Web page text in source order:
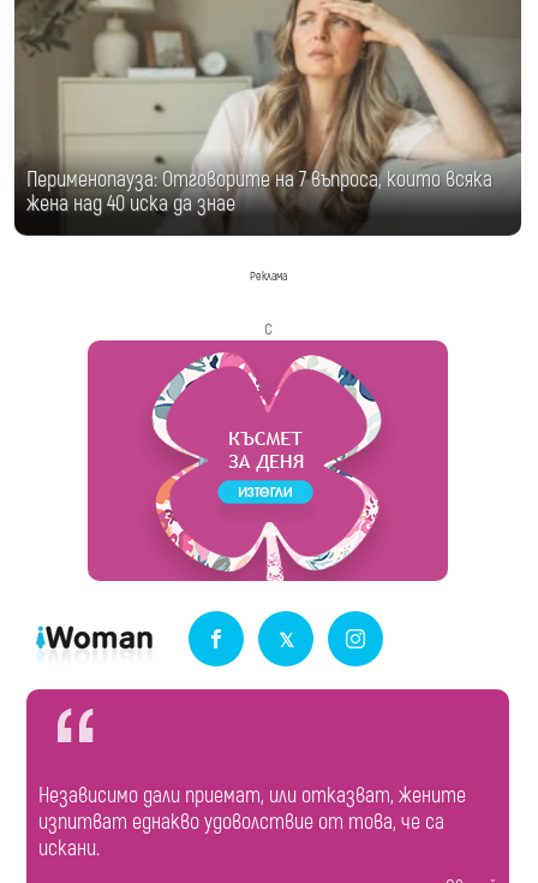
Перименопауза: Отговорите на 7 въпроса, които всяка
жена над 40 иска да знае
Реклама
с
Независимо дали приемат, или отказват, жените
изпитват еднакво удоволствие от това, че са
искани.